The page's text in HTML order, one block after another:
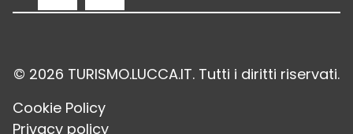
© 2026 TURISMO.LUCCA.IT. Tutti i diritti riservati.
Cookie Policy
Privacy policy